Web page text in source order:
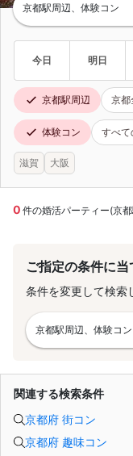
京都駅周辺、体験コン
今日 明日
京都駅周辺 京都
体験コン すべて
滋賀 大阪
0 件の婚活パーティー(京
ご指定の条件に
条件を変更して検索
京都駅周辺、体験コン
関連する検索条件
京都府 街コン
京都府 趣味コン